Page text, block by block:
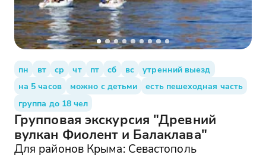
пн вт ср чт пт сб вс
утренний выезд
на 5 часов
можно с детьми
есть пешеходная часть
группа до 18 чел
Групповая экскурсия "Древний
вулкан Фиолент и Балаклава"
Для районов Крыма: Севастополь